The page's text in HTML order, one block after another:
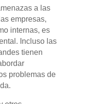
a las
empresas,
internas, es
Incluso las
tienen
problemas de